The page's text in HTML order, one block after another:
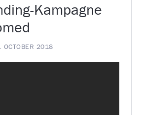
Kampagne
OCTOBER 2018